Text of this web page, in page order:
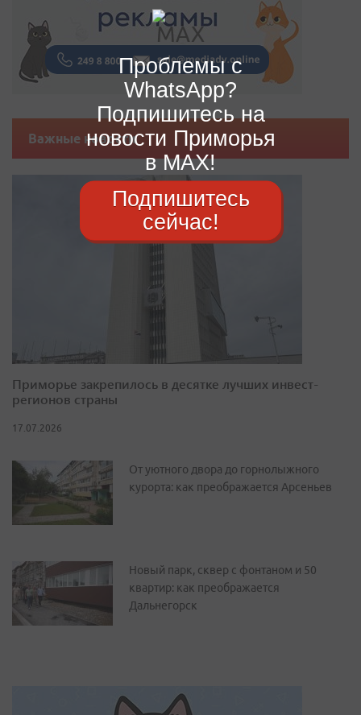
Важные новости
Приморье закрепилось в десятке лучших инвест-
регионов страны
17.07.2026
От уютного двора до горнолыжного
курорта: как преображается Арсеньев
Новый парк, сквер с фонтаном и 50
квартир: как преображается
Дальнегорск
Проблемы с
WhatsApp?
Подпишитесь на
новости Приморья
в MAX!
Подпишитесь
сейчас!